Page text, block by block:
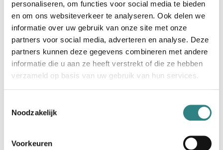
personaliseren, om functies voor social media te bieden
en om ons websiteverkeer te analyseren. Ook delen we
informatie over uw gebruik van onze site met onze
partners voor social media, adverteren en analyse. Deze
partners kunnen deze gegevens combineren met andere
informatie die u aan ze heeft verstrekt of die ze hebben
verzameld op basis van uw gebruik van hun services.
Noodzakelijk
Voorkeuren
Elke beslissing in je zaak heeft impact. De juiste
strategische keuzes maak je op basis van
betrouwbare data. Met slimme integraties in je
kassasysteem volg je de verkoop in real time op en
pas je je strategie aan op basis van de resultaten.
winst te optimaliseren.